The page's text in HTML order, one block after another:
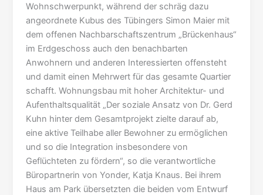
Wohnschwerpunkt, während der schräg dazu
angeordnete Kubus des Tübingers Simon Maier mit
dem offenen Nachbarschaftszentrum „Brückenhaus“
im Erdgeschoss auch den benachbarten
Anwohnern und anderen Interessierten offensteht
und damit einen Mehrwert für das gesamte Quartier
schafft. Wohnungsbau mit hoher Architektur- und
Aufenthaltsqualität „Der soziale Ansatz von Dr. Gerd
Kuhn hinter dem Gesamtprojekt zielte darauf ab,
eine aktive Teilhabe aller Bewohner zu ermöglichen
und so die Integration insbesondere von
Geflüchteten zu fördern“, so die verantwortliche
Büropartnerin von Yonder, Katja Knaus. Bei ihrem
Haus am Park übersetzten die beiden vom Entwurf